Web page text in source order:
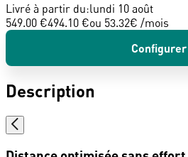
Livré à partir du:lundi 10 août
549.00 €494.10 €ou 53.32€ /mois
Configurer
Description